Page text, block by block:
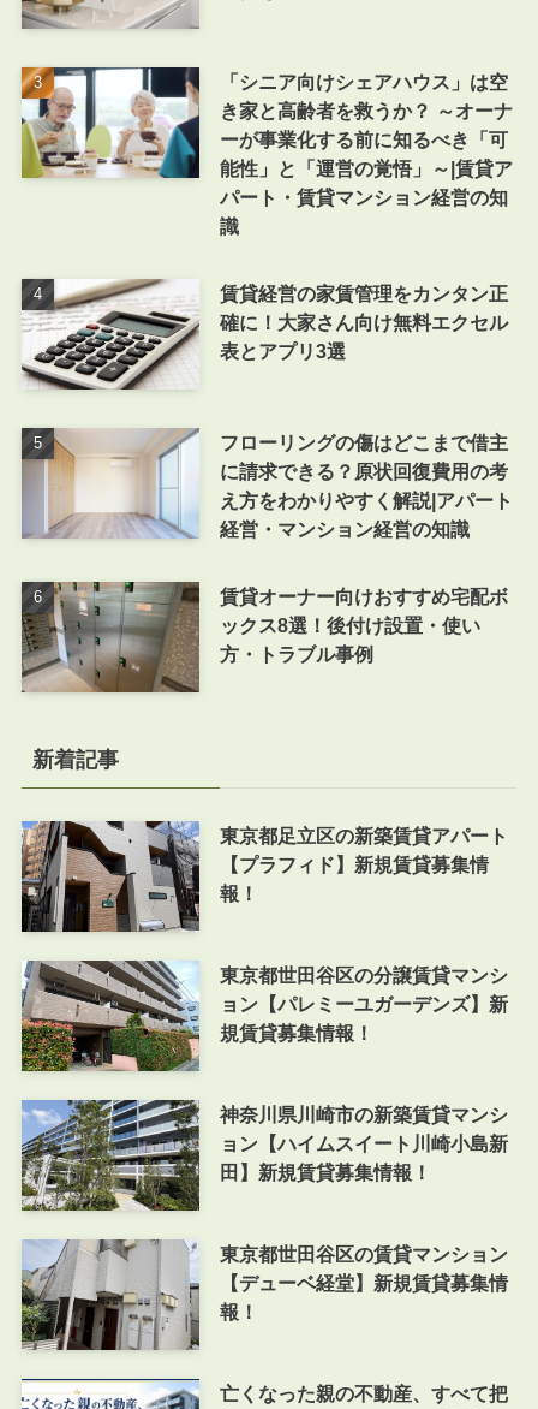
「シニア向けシェアハウス」は空
き家と高齢者を救うか？ ～オーナ
ーが事業化する前に知るべき「可
能性」と「運営の覚悟」～|賃貸ア
パート・賃貸マンション経営の知
識
賃貸経営の家賃管理をカンタン正
確に！大家さん向け無料エクセル
表とアプリ3選
フローリングの傷はどこまで借主
に請求できる？原状回復費用の考
え方をわかりやすく解説|アパート
経営・マンション経営の知識
賃貸オーナー向けおすすめ宅配ボ
ックス8選！後付け設置・使い
方・トラブル事例
新着記事
東京都足立区の新築賃貸アパート
【プラフィド】新規賃貸募集情
報！
東京都世田谷区の分譲賃貸マンシ
ョン【パレミーユガーデンズ】新
規賃貸募集情報！
神奈川県川崎市の新築賃貸マンシ
ョン【ハイムスイート川崎小島新
田】新規賃貸募集情報！
東京都世田谷区の賃貸マンション
【デューベ経堂】新規賃貸募集情
報！
亡くなった親の不動産、すべて把